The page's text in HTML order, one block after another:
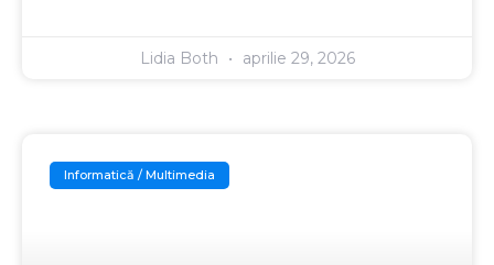
Lidia Both aprilie 29, 2026
Informatică / Multimedia